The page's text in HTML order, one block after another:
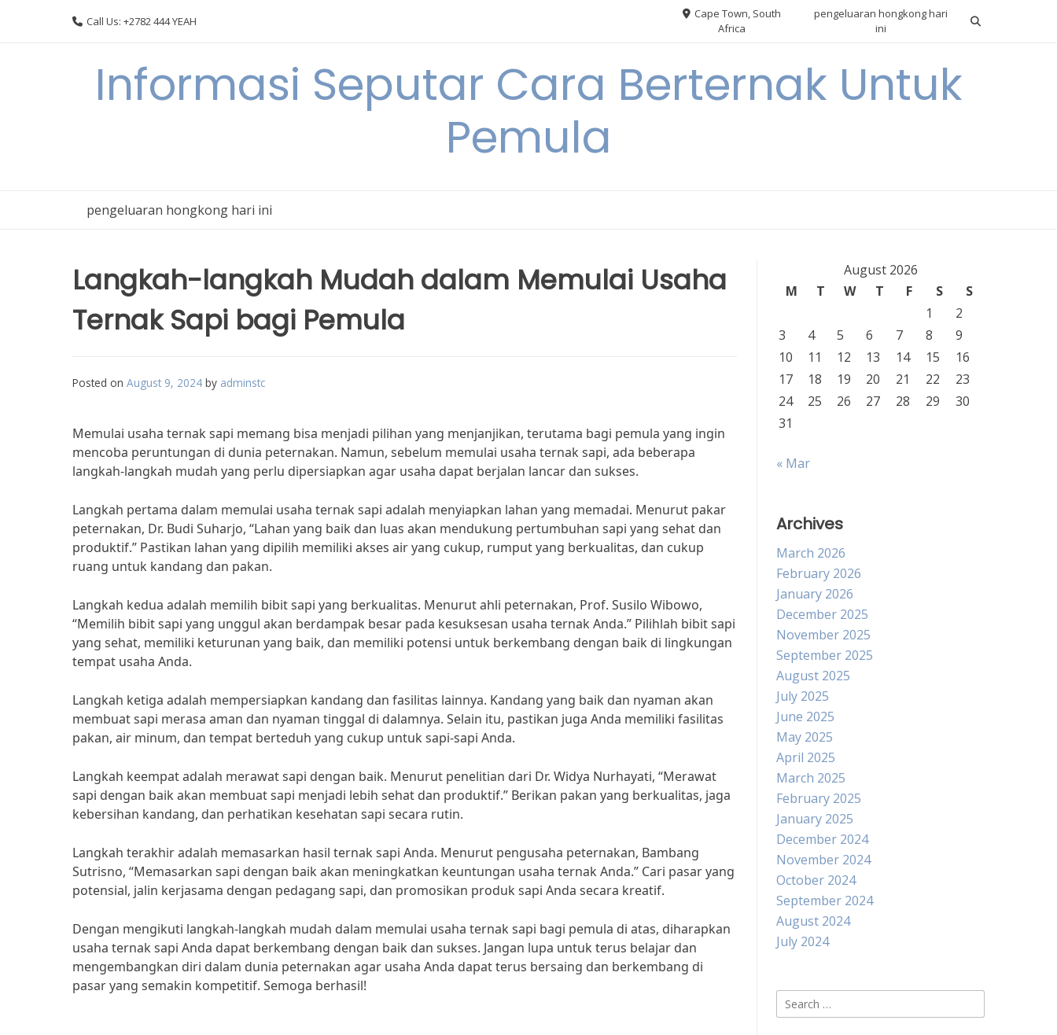
Call Us: +2782 444 YEAH
Cape Town, South
Africa
pengeluaran hongkong hari
ini
Informasi Seputar Cara Berternak Untuk
Pemula
pengeluaran hongkong hari ini
Langkah-langkah Mudah dalam Memulai Usaha
Ternak Sapi bagi Pemula
Posted on August 9, 2024 by adminstc
Memulai usaha ternak sapi memang bisa menjadi pilihan yang menjanjikan, terutama bagi pemula yang ingin
mencoba peruntungan di dunia peternakan. Namun, sebelum memulai usaha ternak sapi, ada beberapa
langkah-langkah mudah yang perlu dipersiapkan agar usaha dapat berjalan lancar dan sukses.
Langkah pertama dalam memulai usaha ternak sapi adalah menyiapkan lahan yang memadai. Menurut pakar
peternakan, Dr. Budi Suharjo, “Lahan yang baik dan luas akan mendukung pertumbuhan sapi yang sehat dan
produktif.” Pastikan lahan yang dipilih memiliki akses air yang cukup, rumput yang berkualitas, dan cukup
ruang untuk kandang dan pakan.
Langkah kedua adalah memilih bibit sapi yang berkualitas. Menurut ahli peternakan, Prof. Susilo Wibowo,
“Memilih bibit sapi yang unggul akan berdampak besar pada kesuksesan usaha ternak Anda.” Pilihlah bibit sapi
yang sehat, memiliki keturunan yang baik, dan memiliki potensi untuk berkembang dengan baik di lingkungan
tempat usaha Anda.
Langkah ketiga adalah mempersiapkan kandang dan fasilitas lainnya. Kandang yang baik dan nyaman akan
membuat sapi merasa aman dan nyaman tinggal di dalamnya. Selain itu, pastikan juga Anda memiliki fasilitas
pakan, air minum, dan tempat berteduh yang cukup untuk sapi-sapi Anda.
Langkah keempat adalah merawat sapi dengan baik. Menurut penelitian dari Dr. Widya Nurhayati, “Merawat
sapi dengan baik akan membuat sapi menjadi lebih sehat dan produktif.” Berikan pakan yang berkualitas, jaga
kebersihan kandang, dan perhatikan kesehatan sapi secara rutin.
Langkah terakhir adalah memasarkan hasil ternak sapi Anda. Menurut pengusaha peternakan, Bambang
Sutrisno, “Memasarkan sapi dengan baik akan meningkatkan keuntungan usaha ternak Anda.” Cari pasar yang
potensial, jalin kerjasama dengan pedagang sapi, dan promosikan produk sapi Anda secara kreatif.
Dengan mengikuti langkah-langkah mudah dalam memulai usaha ternak sapi bagi pemula di atas, diharapkan
usaha ternak sapi Anda dapat berkembang dengan baik dan sukses. Jangan lupa untuk terus belajar dan
mengembangkan diri dalam dunia peternakan agar usaha Anda dapat terus bersaing dan berkembang di
pasar yang semakin kompetitif. Semoga berhasil!
August 2026
M
T W T F S
S
1
2
3
4 5 6 7 8
9
10
11 12 13 14 15
16
17
18 19 20 21 22
23
24
25 26 27 28 29
30
31
« Mar
Archives
March 2026
February 2026
January 2026
December 2025
November 2025
September 2025
August 2025
July 2025
June 2025
May 2025
April 2025
March 2025
February 2025
January 2025
December 2024
November 2024
October 2024
September 2024
August 2024
July 2024
Search
for: